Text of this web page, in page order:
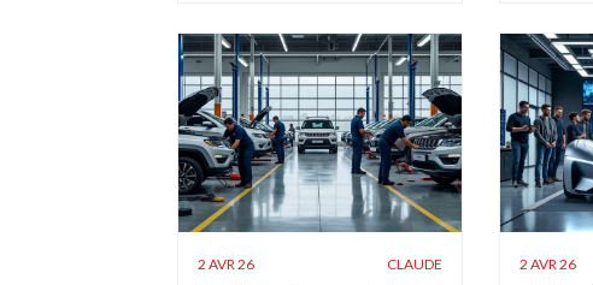
2 AVR 26 CLAUDE 2 AVR 26